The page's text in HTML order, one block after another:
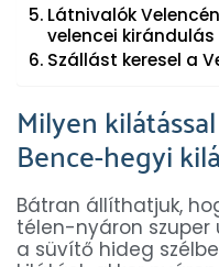
Látnivalók
velencei
Szállást keresel a
Milyen
Bence-hegyi
Bátran állíthatjuk,
télen-nyáron szuper
a süvítő hideg